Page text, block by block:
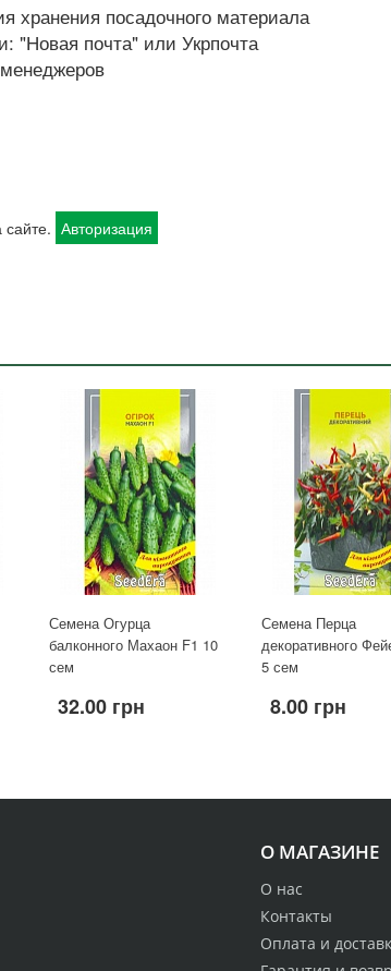
посадочного материала
"Новая почта" или Укрпочта
Авторизация
Семена Огурца
балконного Махаон F1 10
сем
32.00 грн
Семена Перца
декоративного
5 сем
8.00 грн
О МАГАЗИНЕ
О нас
Контакты
Оплата и